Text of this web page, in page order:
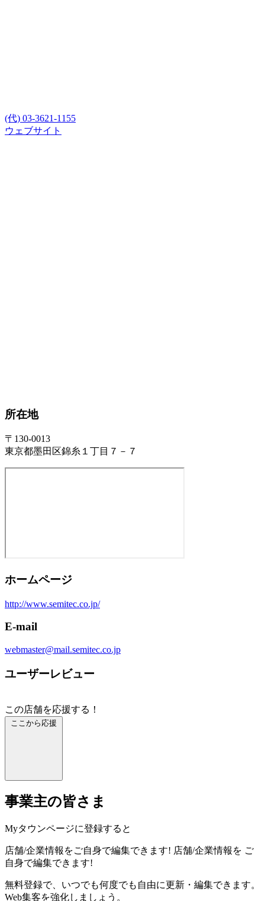
(代) 03-3621-1155
ウェブサイト
所在地
〒130-0013
東京都墨田区錦糸１丁目７－７
ホームページ
http://www.semitec.co.jp/
E-mail
webmaster@mail.semitec.co.jp
ユーザーレビュー
この店舗を応援する！
ここから応援
事業主の皆さま
Myタウンページに登録すると
店舗/企業情報をご自身で編集できます! 店舗/企業情報を ご
自身で編集できます!
無料登録で、いつでも何度でも自由に更新・編集できます。
Web集客を強化しましょう。